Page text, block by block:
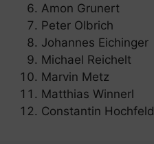
Amon Grunert
Peter Olbrich
Johannes Eichinger
Michael Reichelt
Marvin Metz
Matthias Winnerl
Constantin Hochfeld